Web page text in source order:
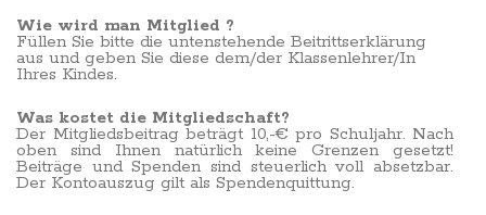
Wie wird man Mitglied ?
Füllen Sie bitte die untenstehende Beitrittserklärung
aus und geben Sie diese dem/der Klassenlehrer/In
Ihres Kindes.
Was kostet die Mitgliedschaft?
Der Mitgliedsbeitrag beträgt 10,-€ pro Schuljahr. Nach
oben sind Ihnen natürlich keine Grenzen gesetzt!
Beiträge und Spenden sind steuerlich voll absetzbar.
Der Kontoauszug gilt als Spendenquittung.